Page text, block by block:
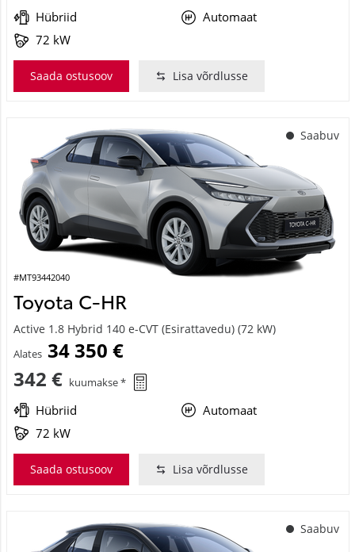
Hübriid
Automaat
72 kW
Saada ostusoov Lisa võrdlusse
Saabuv
#MT93442040
Toyota C-HR
Active 1.8 Hybrid 140 e-CVT (Esirattavedu) (72 kW)
Alates 34 350 €
342 € kuumakse *
Hübriid
Automaat
72 kW
Saada ostusoov Lisa võrdlusse
Saabuv